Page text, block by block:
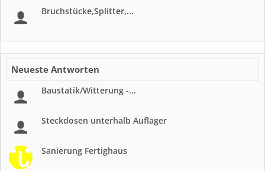
Bruchstücke,Splitter,...
Neueste Antworten
Baustatik/Witterung -...
Steckdosen unterhalb Auflager
Sanierung Fertighaus